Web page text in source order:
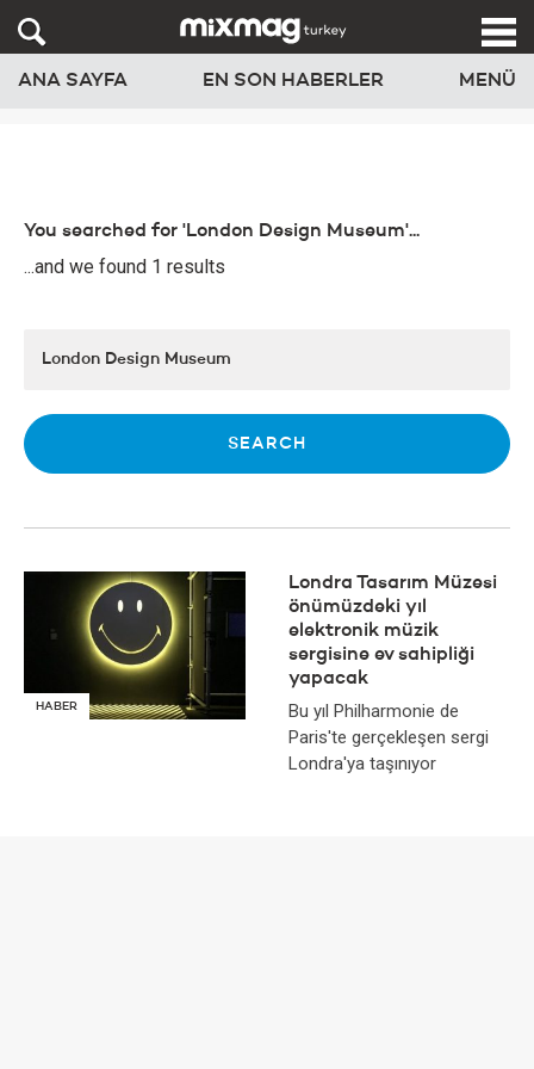
ANA SAYFA EN SON HABERLER MENÜ
You searched for 'London Design Museum'...
...and we found 1 results
HABER
Londra Tasarım Müzesi
önümüzdeki yıl
elektronik müzik
sergisine ev sahipliği
yapacak
Bu yıl Philharmonie de
Paris'te gerçekleşen sergi
Londra'ya taşınıyor